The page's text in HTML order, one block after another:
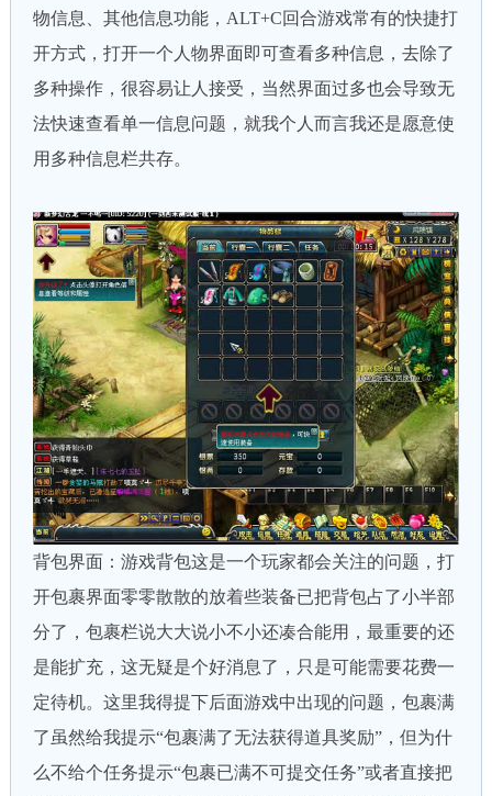
物信息、其他信息功能，ALT+C回合游戏常有的快捷打
开方式，打开一个人物界面即可查看多种信息，去除了
多种操作，很容易让人接受，当然界面过多也会导致无
法快速查看单一信息问题，就我个人而言我还是愿意使
用多种信息栏共存。
背包界面：游戏背包这是一个玩家都会关注的问题，打
开包裹界面零零散散的放着些装备已把背包占了小半部
分了，包裹栏说大大说小不小还凑合能用，最重要的还
是能扩充，这无疑是个好消息了，只是可能需要花费一
定待机。这里我得提下后面游戏中出现的问题，包裹满
了虽然给我提示“包裹满了无法获得道具奖励”，但为什
么不给个任务提示“包裹已满不可提交任务”或者直接把